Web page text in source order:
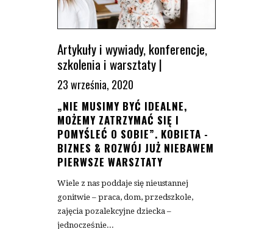
Artykuły i wywiady,konferencje,
szkolenia i warsztaty|
23 września, 2020
„NIE MUSIMY BYĆ IDEALNE,
MOŻEMY ZATRZYMAĆ SIĘ I
POMYŚLEĆ O SOBIE”. KOBIETA -
BIZNES & ROZWÓJ JUŻ NIEBAWEM
PIERWSZE WARSZTATY
Wiele z nas poddaje się nieustannej
gonitwie – praca, dom, przedszkole,
zajęcia pozalekcyjne dziecka –
jednocześnie...